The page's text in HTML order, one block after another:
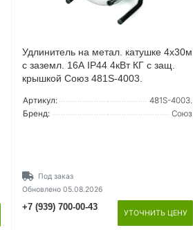
Удлинитель на метал. катушке 4х30м
с заземл. 16А IP44 4кВт КГ с защ.
крышкой Союз 481S-4003.
Артикул:
481S-4003.
Бренд:
Союз
Под заказ
Обновлено 05.08.2026
+7 (939) 700-00-43
УТОЧНИТЬ ЦЕНУ